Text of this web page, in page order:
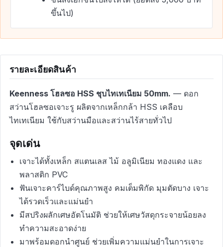
ขึ้นไป)
รายละเอียดสินค้า
Keenness โฮลซอ HSS ชุบไทเทเนียม 50mm. — ดอก
สว่านโฮลซอเจาะรู ผลิตจากเหล็กกล้า HSS เคลือบ
ไทเทเนียม ใช้กับสว่านมือและสว่านไร้สายทั่วไป
จุดเด่น
เจาะได้ทั้งเหล็ก สแตนเลส ไม้ อลูมิเนียม ทองแดง และ
พลาสติก PVC
ฟันเจาะคาร์ไบด์คุณภาพสูง คมเต็มพิกัด มุมตัดบาง เจาะ
ได้รวดเร็วและแม่นยำ
มีสปริงผลักเศษอัตโนมัติ ช่วยให้เศษวัสดุกระจายน้อยลง
ทำความสะอาดง่าย
มาพร้อมดอกนำศูนย์ ช่วยเพิ่มความแม่นยำในการเจาะ